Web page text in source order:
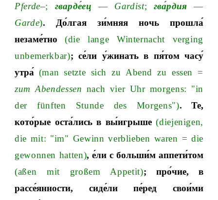
Pferde–; гварде́ец — Gardist; гва́рдия —
Garde). До́лгая зи́мняя ночь
прошла́
незаме́тно
(die lange Winternacht verging
unbemerkbar); се́ли у́жинать в пя́том часу́
утра́ (man setzte sich zu Abend zu essen =
zum Abendessen nach vier Uhr morgens: "in
der fünften Stunde des Morgens").Те,
кото́рые оста́лись в вы́игрыше (diejenigen,
die mit: "im" Gewinn verblieben waren = die
gewonnen hatten),е́ли с больши́м аппети́том
(aßen mit großem Appetit); про́чие, в
рассе́янности, сиде́ли пе́ред
свои́ми